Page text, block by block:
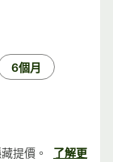
6個月
提價。
了解更